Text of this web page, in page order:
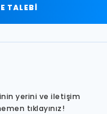
TALEBİ
yerini ve iletişim
tıklayınız!